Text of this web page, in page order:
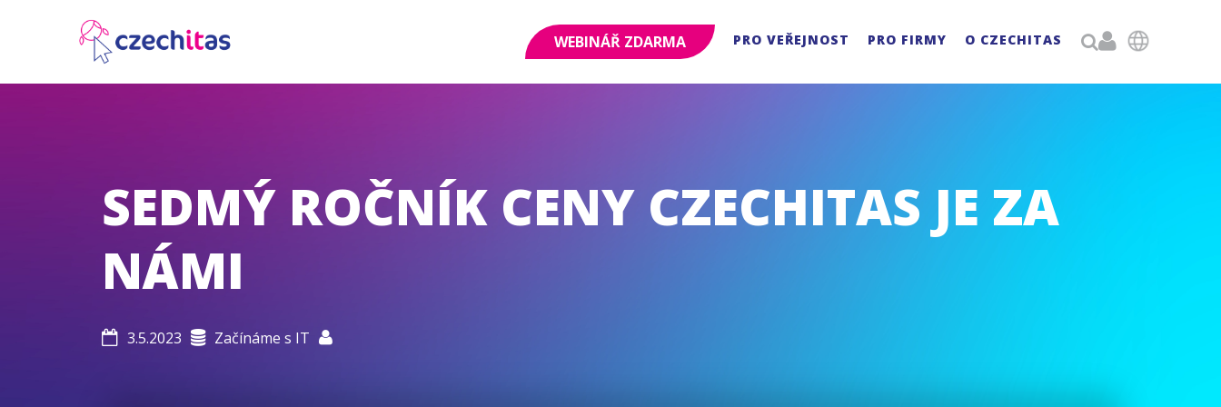
WEBINÁŘ ZDARMA PRO VEŘEJNOST PRO FIRMY O CZECHITAS 
SEDMÝ ROČNÍK CENY CZECHITAS JE ZA
NÁMI
 3.5.2023  Začínáme s IT 